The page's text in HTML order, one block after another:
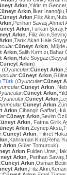
Arkın ,Yıldırım
Arkın ,İlker
Arkın ,Filiz
,Perihan
Arkın ,Türkan
Arkın , Filiz
,Tarık Akan,Hale
Cüneyt Arkın ,
Arkın ,Salih
Arkın ,Hale
Cüneyt Arkın)
(Oyuncular:Cüneyt Arkın
Cüneyt Arkın
Türk (Oyuncular:Cüneyt
Cüneyt Arkın ,
Cüneyt Arkın
Cüneyt Arkın
Cüneyt Arkın
Arkın ,Cihangir
Cüneyt Arkın ,Sevim
Arkın , Fatma
Arkın ,Zeynep
Cüneyt Arkın , Fikret
,Kahraman Kıral,Reha
Arkın ,Güler Tomurcuk)
Arkın ,Fulden
Arkın , Perihan
Cüneyt Arkın ,Osman
Arkın ,Filiz